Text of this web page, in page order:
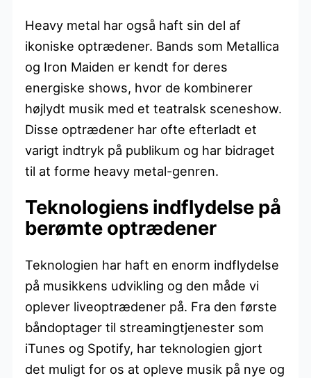
Heavy metal har også haft sin del af
ikoniske optrædener. Bands som Metallica
og Iron Maiden er kendt for deres
energiske shows, hvor de kombinerer
højlydt musik med et teatralsk sceneshow.
Disse optrædener har ofte efterladt et
varigt indtryk på publikum og har bidraget
til at forme heavy metal-genren.
Teknologiens indflydelse på
berømte optrædener
Teknologien har haft en enorm indflydelse
på musikkens udvikling og den måde vi
oplever liveoptrædener på. Fra den første
båndoptager til streamingtjenester som
iTunes og Spotify, har teknologien gjort
det muligt for os at opleve musik på nye og